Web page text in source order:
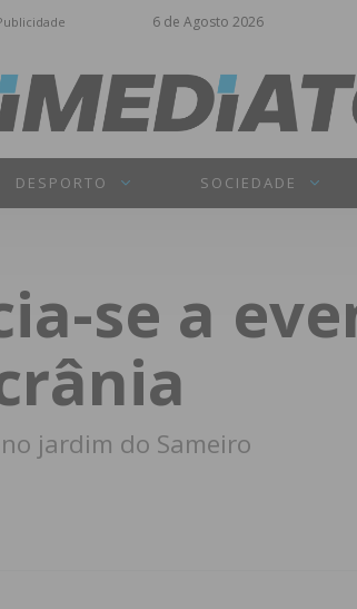
6 de Agosto 2026
DESPORTO SOCIEDADE
se a
jardim do Sameiro